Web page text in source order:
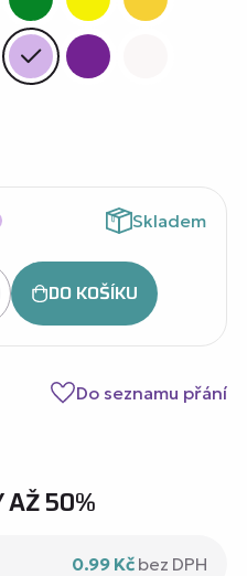
Skladem
DO KOŠÍKU
Do seznamu přání
AŽ 50%
0.99 Kč bez DPH